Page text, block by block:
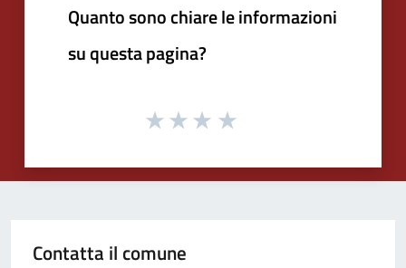
Quanto sono chiare le informazioni
su questa pagina?
Contatta il comune